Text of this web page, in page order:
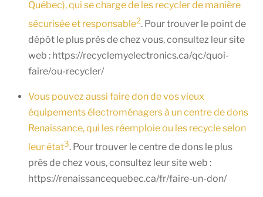
Québec), qui se charge de les recycler de manière
sécurisée et responsable2. Pour trouver le point de
dépôt le plus près de chez vous, consultez leur site
web : https://recyclemyelectronics.ca/qc/quoi-
faire/ou-recycler/
Vous pouvez aussi faire don de vos vieux
équipements électroménagers à un centre de dons
Renaissance, qui les réemploie ou les recycle selon
leur état3. Pour trouver le centre de dons le plus
près de chez vous, consultez leur site web :
https://renaissancequebec.ca/fr/faire-un-don/